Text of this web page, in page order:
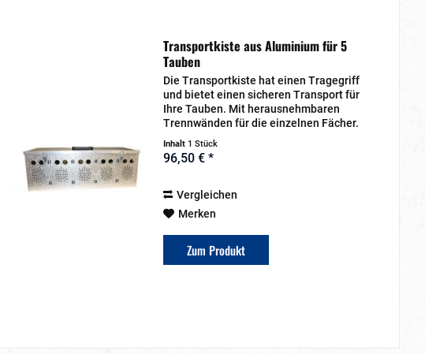
Transportkiste aus Aluminium für 5
Tauben
Die Transportkiste hat einen Tragegriff
und bietet einen sicheren Transport für
Ihre Tauben. Mit herausnehmbaren
Trennwänden für die einzelnen Fächer.
Leichte Handhabung Sicherer Transport
Stabiler und leichter Transport
Handlicher...
Inhalt 1 Stück
96,50 € *
Vergleichen
Merken
Zum Produkt